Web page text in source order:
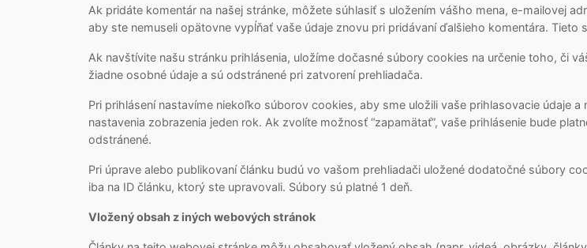
Ak pridáte komentár na našej stránke, môžete súhlasiť s uložením vášho mena, e-mailovej
aby ste nemuseli opätovne vypĺňať vaše údaje znovu pri pridávaní ďalšieho komentára. Tieto
Ak navštívite našu stránku prihlásenia, uložíme dočasné súbory cookies na určenie toho, či
žiadne osobné údaje a sú odstránené pri zatvorení prehliadača.
Pri prihlásení nastavíme niekoľko súborov cookies, aby sme uložili vaše prihlasovacie údaje
nastavenia zobrazenia jeden rok. Ak zvolíte možnosť “zapamätať”, vaše prihlásenie bude
odstránené.
Pri úprave alebo publikovaní článku budú vo vašom prehliadači uložené dodatočné súbory
iba na ID článku, ktorý ste upravovali. Súbory sú platné 1 deň.
Vložený obsah z iných webových stránok